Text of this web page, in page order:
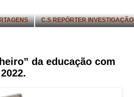
C.S REPÓRTER INVESTIGAÇÃO
da educação com